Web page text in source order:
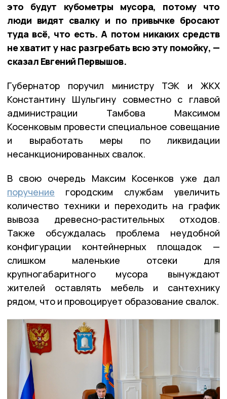
это будут кубометры мусора, потому что
люди видят свалку и по привычке бросают
туда всё, что есть. А потом никаких средств
не хватит у нас разгребать всю эту помойку, —
сказал Евгений Первышов.
Губернатор поручил министру ТЭК и ЖКХ
Константину Шульгину совместно с главой
администрации Тамбова Максимом
Косенковым провести специальное совещание
и выработать меры по ликвидации
несанкционированных свалок.
В свою очередь Максим Косенков уже дал
поручение городским службам увеличить
количество техники и переходить на график
вывоза древесно-растительных отходов.
Также обсуждалась проблема неудобной
конфигурации контейнерных площадок —
слишком маленькие отсеки для
крупногабаритного мусора вынуждают
жителей оставлять мебель и сантехнику
рядом, что и провоцирует образование свалок.